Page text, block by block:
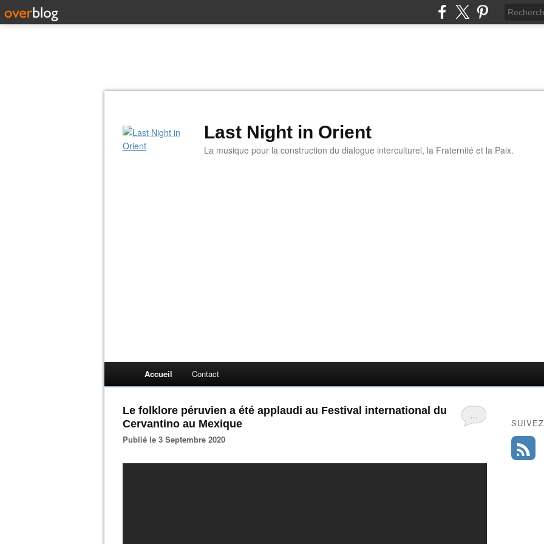
Last Night in Orient
La musique pour la construction du dialogue interculturel, la Fraternité et la Paix.
Accueil Contact
…
Le folklore péruvien a été applaudi au Festival international du
Cervantino au Mexique
Publié le 3 Septembre 2020